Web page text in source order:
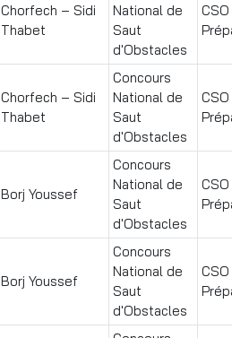
Chorfech – Sidi
Thabet
National de
Saut
d'Obstacles
CSO
Chorfech – Sidi
Thabet
Concours
National de
Saut
d'Obstacles
CSO
Borj Youssef
Concours
National de
Saut
d'Obstacles
CSO
Borj Youssef
Concours
National de
Saut
d'Obstacles
CSO